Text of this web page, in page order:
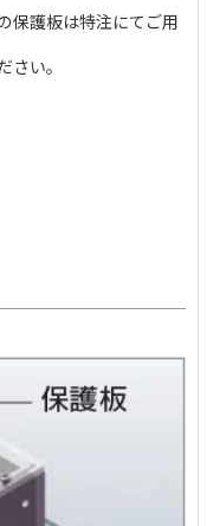
保護板は特注にてご用
い。